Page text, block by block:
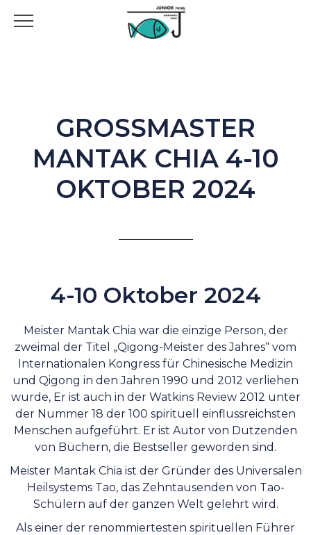
GROSSMASTER M
ANTAK CHIA 4-10 O
KTOBER 2024
4-10 Oktober 2024
Meister Mantak Chia war die einzige Person, der
zweimal der Titel „Qigong-Meister des Jahres“ vom
Internationalen Kongress für Chinesische Medizin
und Qigong in den Jahren 1990 und 2012 verliehen
wurde, Er ist auch in der Watkins Review 2012 unter
der Nummer 18 der 100 spirituell einflussreichsten
Menschen aufgeführt. Er ist Autor von Dutzenden
von Büchern, die Bestseller geworden sind.
Meister Mantak Chia ist der Gründer des Universalen
Heilsystems Tao, das Zehntausenden von Tao-
Schülern auf der ganzen Welt gelehrt wird.
Als einer der renommiertesten spirituellen Führer